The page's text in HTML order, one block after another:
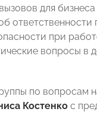
для бизнеса
ответственности
при
вопросы в
по вопросам
Костенко с